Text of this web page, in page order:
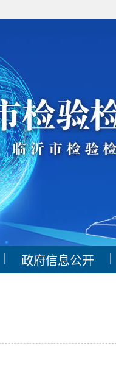
| 政府信息公开 |